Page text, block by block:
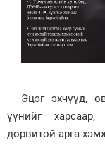
Эцэг эхчүүд,
үүнийг
дорвитой арга